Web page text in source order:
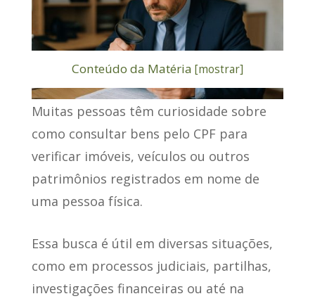
Conteúdo da Matéria [mostrar]
Muitas pessoas têm curiosidade sobre
como consultar bens pelo CPFpara
verificar imóveis, veículos ou outros
patrimônios registrados em nome de
uma pessoa física.
Essa busca é útil em diversas situações,
como em processos judiciais, partilhas,
investigações financeiras ou até na